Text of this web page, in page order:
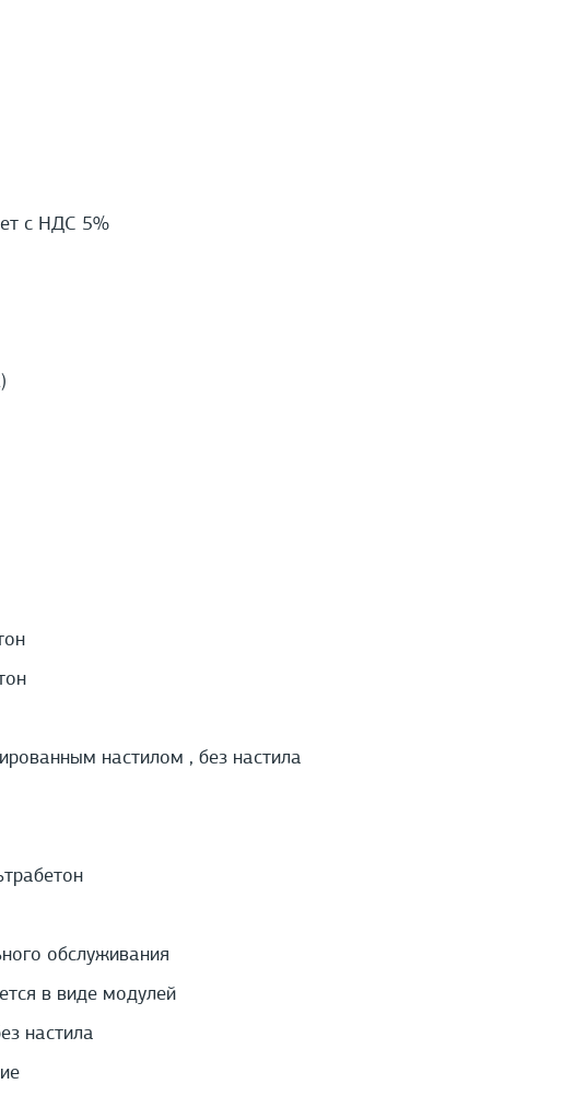
с НДС 5%
настилом , без настила
обслуживания
в виде модулей
настила